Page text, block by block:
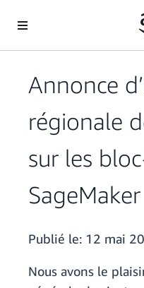
Annonce
régionale
sur les
Publié le: 12 mai
Nous avons le